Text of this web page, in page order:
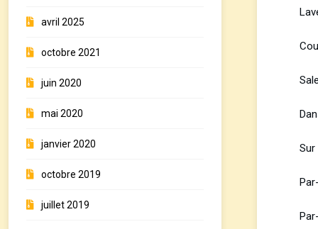
Sur
avril 2025
octobre 2021
juin 2020
mai 2020
janvier 2020
octobre 2019
juillet 2019